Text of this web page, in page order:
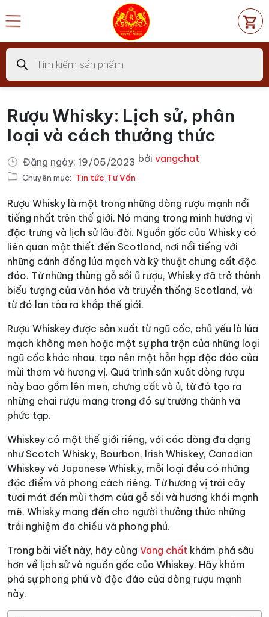
đến
dung
Tìm
kiếm
sản
phẩm
Rượu Whisky: Lịch sử, phân
loại và cách thưởng thức
Đăng ngày: 19/05/2023 bởi vangchat
Chuyên mục: Tin tức,Tư Vấn
Rượu Whisky là một trong những dòng rượu mạnh nổi
tiếng nhất trên thế giới. Nó mang trong mình hương vị
đặc trưng và lịch sử lâu đời. Nguồn gốc của Whisky có
liên quan mật thiết đến Scotland, nơi nổi tiếng với
những cánh đồng lúa mạch và kỹ thuật chưng cất độc
đáo. Từ những thùng gỗ sồi ủ rượu, Whisky đã trở thành
biểu tượng của văn hóa và truyền thống Scotland, và
từ đó lan tỏa ra khắp thế giới.
Rượu Whiskey được sản xuất từ ngũ cốc, chủ yếu là lúa
mạch không men hoặc một sự pha trộn của những loại
ngũ cốc khác nhau, tạo nên một hỗn hợp độc đáo của
mùi thơm và hương vị. Quá trình sản xuất dòng rượu
này bao gồm lên men, chưng cất và ủ, từ đó tạo ra
những chai rượu mang trong đó sự trưởng thành và
phức tạp.
Whiskey có một thế giới riêng, với các dòng đa dạng
như Scotch Whisky, Bourbon, Irish Whiskey, Canadian
Whiskey và Japanese Whisky, mỗi loại đều có những
đặc điểm và phong cách riêng. Từ hương vị trái cây
tươi mát đến mùi thơm của gỗ sồi và hương khói mạnh
mẽ, Whisky mang đến cho người thưởng thức những
trải nghiệm đa chiều và phong phú.
Trong bài viết này, hãy cùng Vang chất khám phá sâu
hơn về lịch sử và nguồn gốc của Whiskey. Hãy khám
phá sự phong phú và độc đáo của dòng rượu mạnh
này.